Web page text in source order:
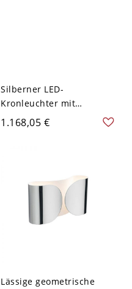
Silberner LED-
Kronleuchter mit
gläsernem Bergkristall,
polygonale rechteckige
1.168,05 €
Lässige geometrische